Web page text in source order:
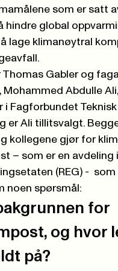
som er satt
hindre global
lage klimanøytral
Thomas Gabler og
Mohammed Abdulle
i Fagforbundet
er Ali tillitsvalgt.
kollegene gjør for
– som er en avdeling
(REG) - som
noen spørsmål:
for
og hvor
på?